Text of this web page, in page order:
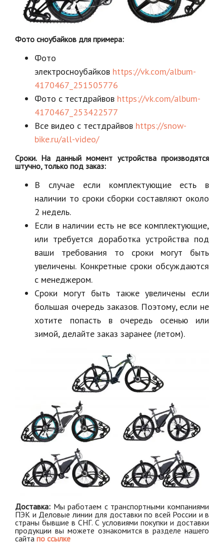
Фото сноубайков для примера:
Фото
электросноубайков https://vk.com/album-
4170467_251505776
Фото с тестдрайвов https://vk.com/album-
4170467_253422577
Все видео с тестдрайвов https://snow-
bike.ru/all-video/
Сроки. На данный момент устройства производятся
штучно, только под заказ:
В случае если комплектующие есть в
наличии то сроки сборки составляют около
2 недель.
Если в наличии есть не все комплектующие,
или требуется доработка устройства под
ваши требования то сроки могут быть
увеличены. Конкретные сроки обсуждаются
с менеджером.
Сроки могут быть также увеличены если
большая очередь заказов. Поэтому, если не
хотите попасть в очередь осенью или
зимой, делайте заказ заранее (летом).
Доставка: Мы работаем с транспортными компаниями
ПЭК и Деловые линии для доставки по всей России и в
страны бывшие в СНГ. С условиями покупки и доставки
продукции вы можете ознакомится в разделе нашего
сайта по ссылке